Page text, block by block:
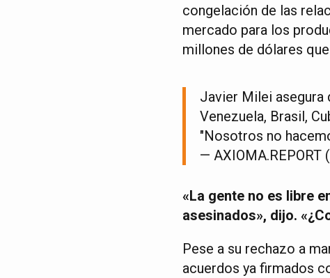
congelación de las
mercado para los
millones de dólares
Javier Milei asegura
Venezuela, Brasil,
"Nosotros no
— AXIOMA.REPORT
«La gente no es libre
asesinados», dijo.
Pese a su rechazo a
acuerdos ya firmados